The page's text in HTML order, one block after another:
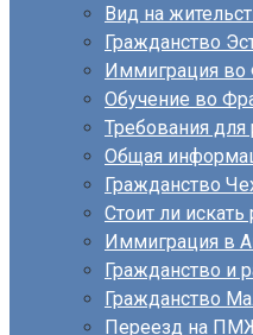
Вид на
Гражданство
Иммиграция
Обучение во
Требования
Общая
Гражданство
Стоит ли
Иммиграция в
Гражданство и
Гражданство
Переезд на